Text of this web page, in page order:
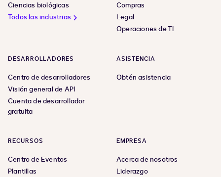
Ciencias biológicas
Todos las industrias
Compras
Legal
Operaciones de TI
DESARROLLADORES
Centro de desarrolladores
Visión general de API
Cuenta de desarrollador
gratuita
ASISTENCIA
Obtén asistencia
RECURSOS
Centro de Eventos
Plantillas
EMPRESA
Acerca de nosotros
Liderazgo